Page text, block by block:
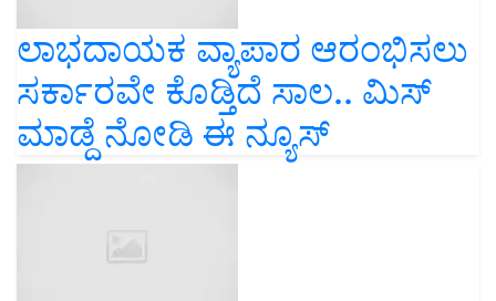
ಲಾಭದಾಯಕ ವ್ಯಾಪಾರ ಆರಂಭಿಸಲು
ಸರ್ಕಾರವೇ ಕೊಡ್ತಿದೆ ಸಾಲ.. ಮಿಸ್‌
ಮಾಡ್ದೆ ನೋಡಿ ಈ ನ್ಯೂಸ್‌